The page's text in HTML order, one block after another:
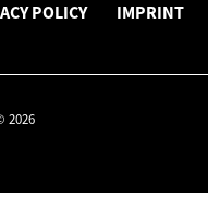
POLICY IMPRINT
2026